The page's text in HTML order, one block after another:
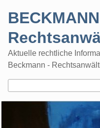
Aktuelle rechtliche
Beckmann -